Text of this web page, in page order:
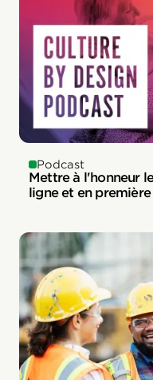
Podcast
Mettre à l'honneur
ligne et en